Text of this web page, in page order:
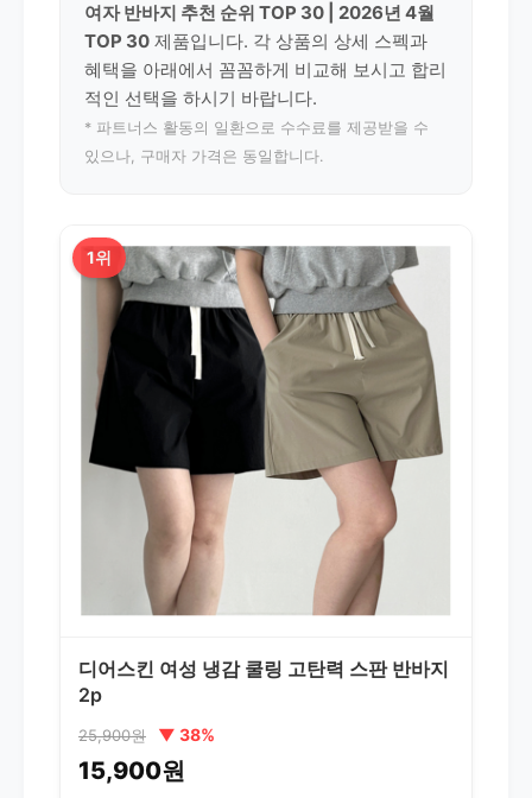
여자 반바지 추천 순위 TOP 30 | 2026년 4월
TOP 30 제품입니다. 각 상품의 상세 스펙과
혜택을 아래에서 꼼꼼하게 비교해 보시고 합리
적인 선택을 하시기 바랍니다.
* 파트너스 활동의 일환으로 수수료를 제공받을 수
있으나, 구매자 가격은 동일합니다.
1위
디어스킨 여성 냉감 쿨링 고탄력 스판 반바지
2p
25,900원 ▼ 38%
15,900원